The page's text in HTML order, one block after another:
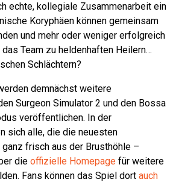
echte, kollegiale Zusammenarbeit ein
Koryphäen können gemeinsam
und mehr oder weniger erfolgreich
Team zu heldenhaften Heilern…
Schlächtern?
demnächst weitere
Surgeon Simulator 2 und den Bossa
veröffentlichen. In der
sich alle, die die neuesten
frisch aus der Brusthöhle –
die offizielle Homepage für weitere
Fans können das Spiel dort auch